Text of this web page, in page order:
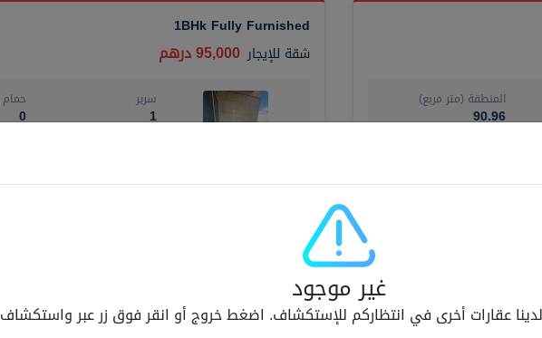
المنطقة (متر مربع)
90.96
مشاركة
1BHk Fully Furnished
شقة للإيجار 95,000 درهم
سرير
1
حمام
0
غير موجود
لدينا عقارات أخرى في انتظاركم للإستكشاف. اضغط خروج أو انقر فوق زر عبر واستكشاف